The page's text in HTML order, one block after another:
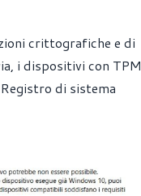
crittografiche e di
i dispositivi con TPM
di sistema